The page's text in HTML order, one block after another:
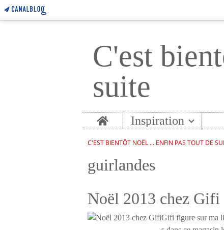
C'est
suite
Home Inspiration
C'EST BIENTÔT NOËL ... ENFIN PAS TOUT DE
guirlandes
Noël 2013 chez Gifi
Gifi figure sur ma